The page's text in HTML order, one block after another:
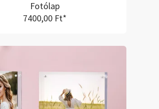
Fotólap
7400,00 Ft*